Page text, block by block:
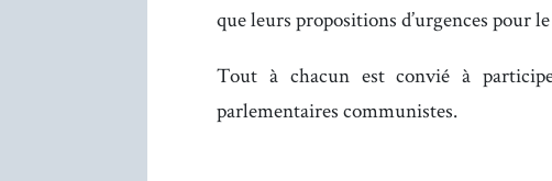
que leurs propositions d’urgences pour
Tout à chacun est convié à
parlementaires communistes.